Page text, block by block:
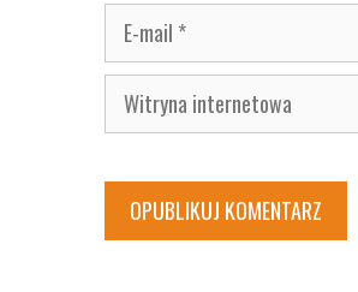
E-
mail
Witryna
internetowa